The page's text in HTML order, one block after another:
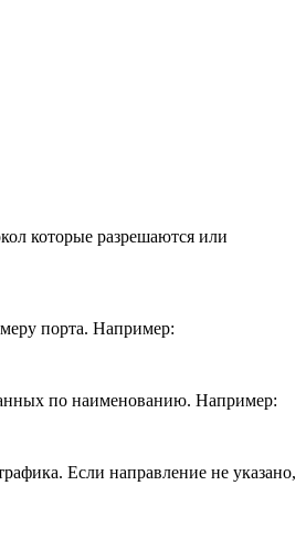
которые разрешаются или
порта. Например:
по наименованию. Например:
Если направление не указано,